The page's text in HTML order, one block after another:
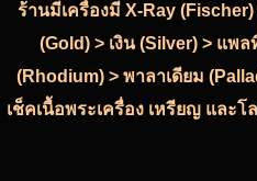
ร้านมีเครื่องมี X-Ray
(Gold) > เงิน (Silver) > แพ
(Rhodium) > พาลาเดียม
เช็คเนื้อพระเครื่อง เหรียญ และ